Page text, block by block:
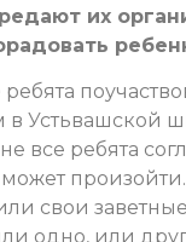
их
в Устьвашской
все ребята
свои
одно, или